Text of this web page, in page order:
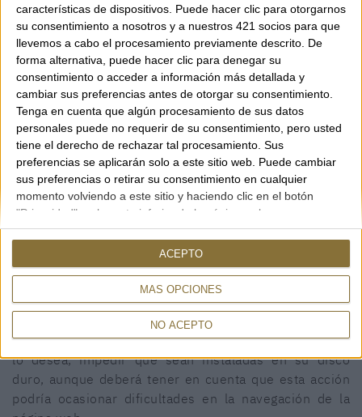
características de dispositivos. Puede hacer clic para otorgarnos
su consentimiento a nosotros y a nuestros 421 socios para que
llevemos a cabo el procesamiento previamente descrito. De
forma alternativa, puede hacer clic para denegar su
consentimiento o acceder a información más detallada y
cambiar sus preferencias antes de otorgar su consentimiento.
Tenga en cuenta que algún procesamiento de sus datos
personales puede no requerir de su consentimiento, pero usted
tiene el derecho de rechazar tal procesamiento. Sus
preferencias se aplicarán solo a este sitio web. Puede cambiar
sus preferencias o retirar su consentimiento en cualquier
momento volviendo a este sitio y haciendo clic en el botón
"Privacidad" en la parte inferior de la página web.
MÁS OPCIONES
NO ACEPTO
ACEPTO
GUÍA DE COMPRA
Guía de compra
CONTACTO
Rambla, 29
17600 FIGUERES (Girona)
972 50 00 07
690 91 26 40
Este sitio web utiliza cookies propias para recopilar
información con el fin de mejorar nuestros servicios.
Si continúa navegando, supone la aceptación de la
instalación de las mismas. El usuario tiene la
posibilidad de configurar su navegador pudiendo, si así
lo desea, impedir que sean instaladas en su disco
duro, aunque deberá tener en cuenta que esta acción
podría ocasionar dificultades en la navegación de la